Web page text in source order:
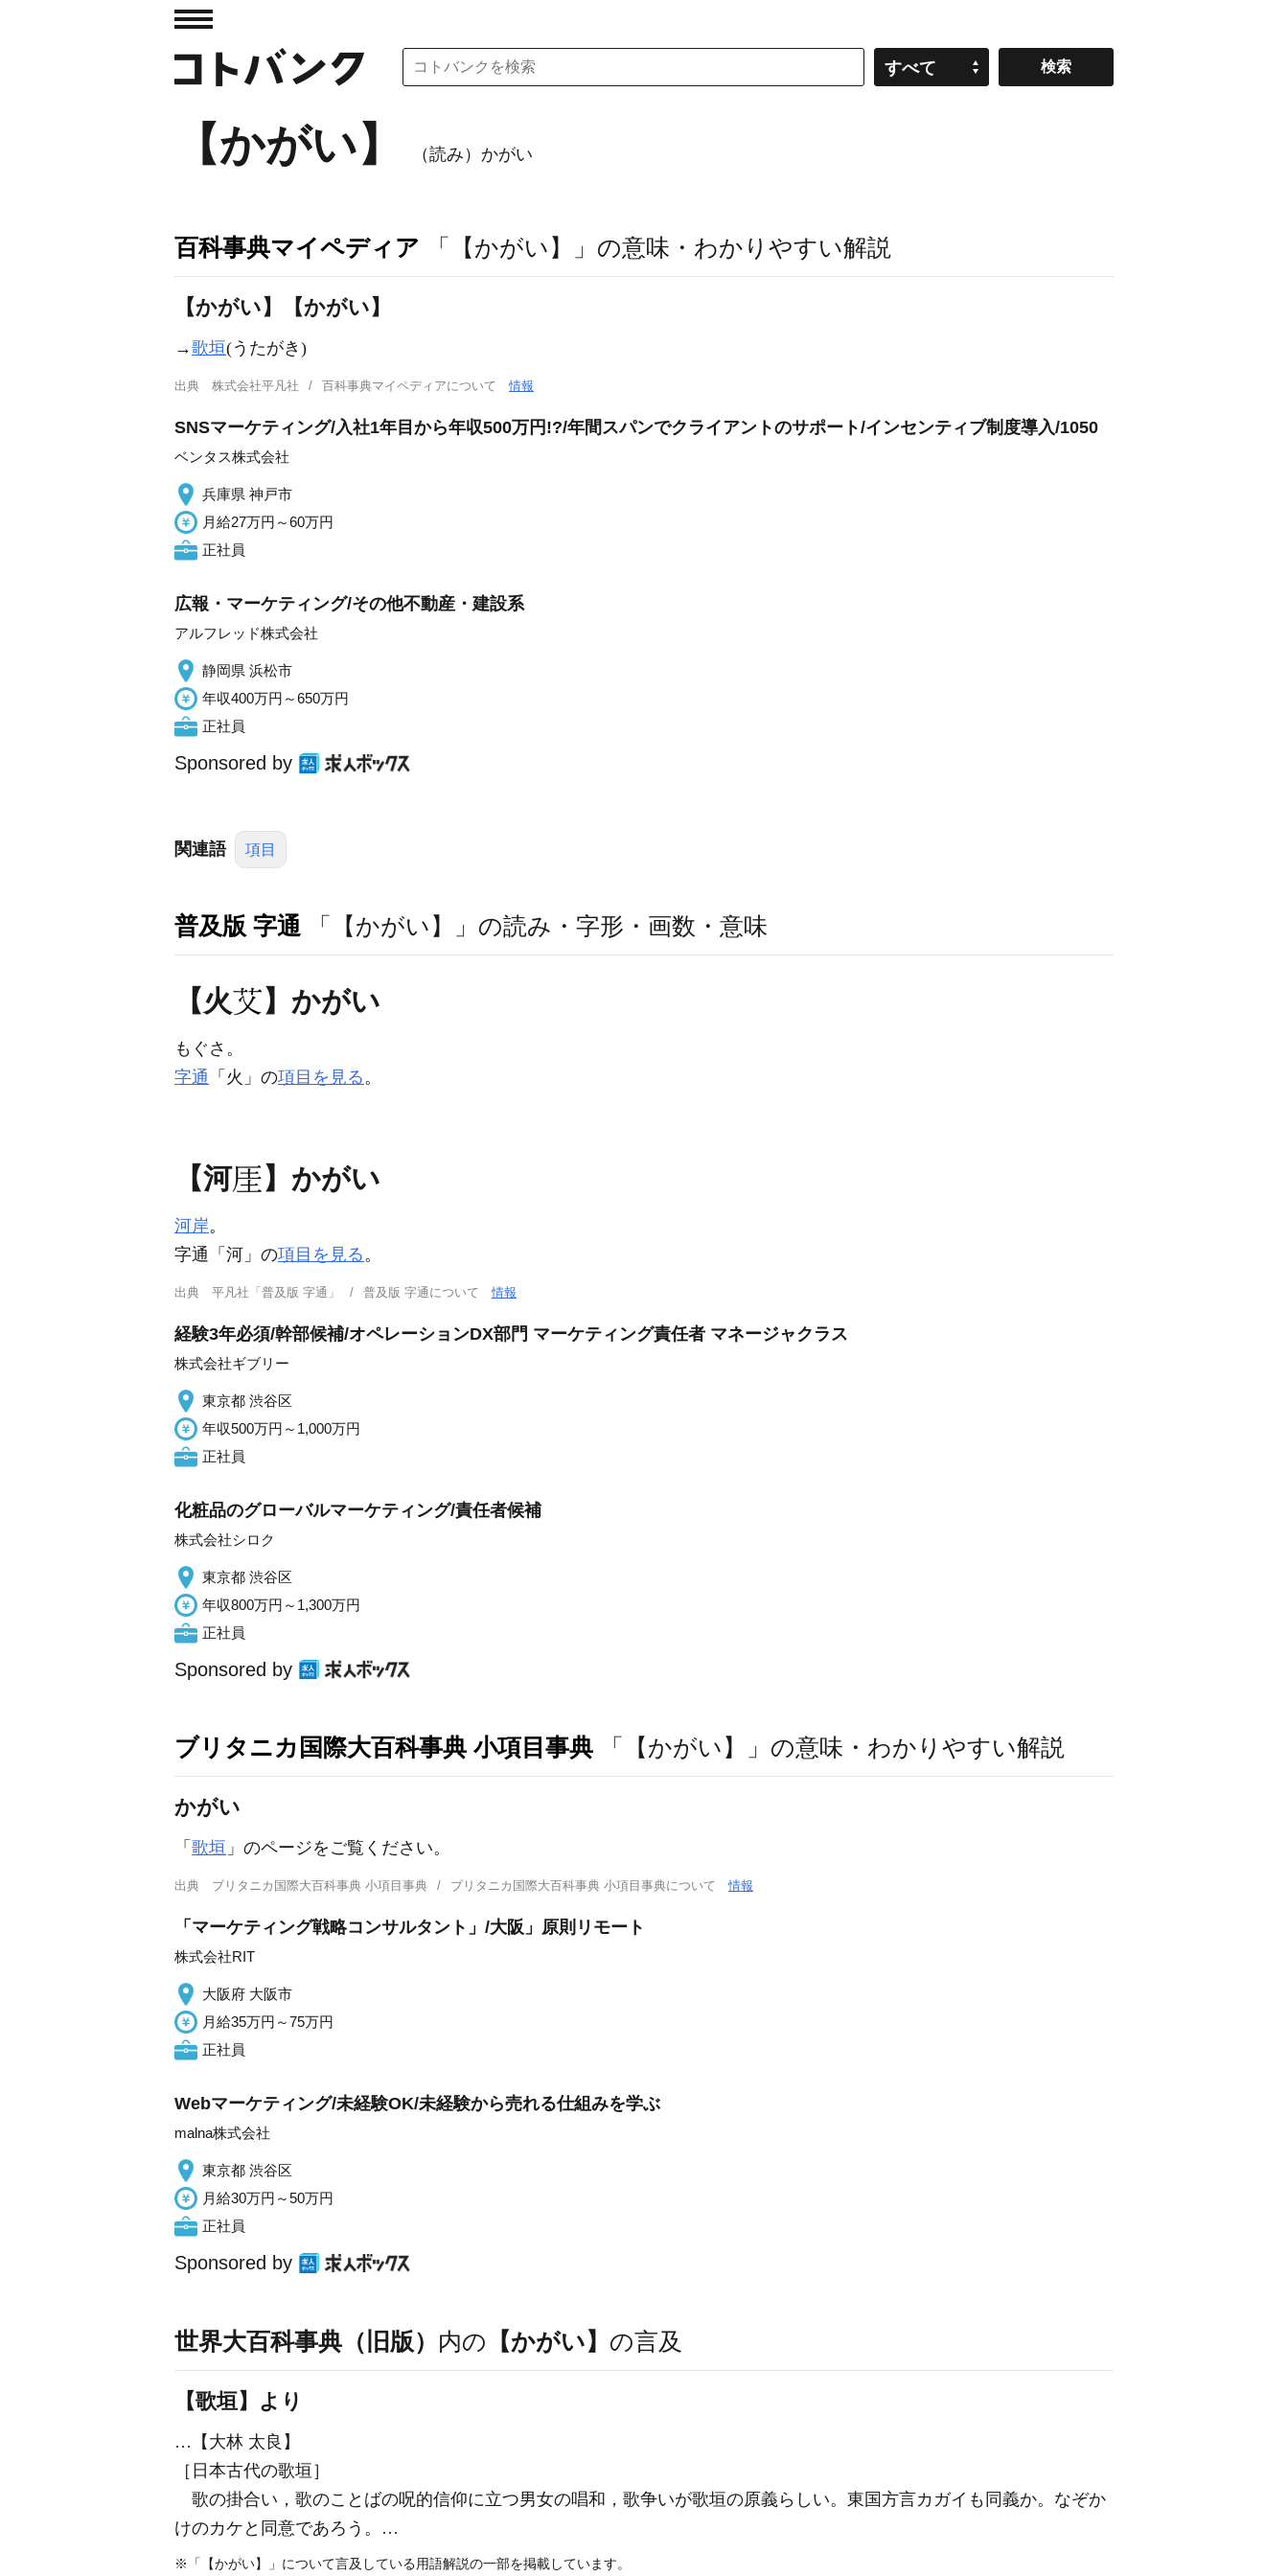
すべて
【かがい】 （読み）かがい
百科事典マイペディア 「【かがい】」の意味・わかりやすい解説
【かがい】【かがい】
→歌垣(うたがき)
出典 株式会社平凡社 百科事典マイペディアについて情報
SNSマーケティング/入社1年目から年収500万円!?/年間スパンでクライアントのサポート/インセンティブ制度導入/1050
ベンタス株式会社
兵庫県 神戸市
月給27万円～60万円
正社員
広報・マーケティング/その他不動産・建設系
アルフレッド株式会社
静岡県 浜松市
年収400万円～650万円
正社員
Sponsored by
関連語 項目
普及版 字通 「【かがい】」の読み・字形・画数・意味
【火 】かがい
もぐさ。
字通 「火」の項目を見る 。
【河 】かがい
河岸。
字通「河」の項目を見る 。
出典 平凡社「普及版 字通」 普及版 字通について情報
経験3年必須/幹部候補/オペレーションDX部門 マーケティング責任者 マネージャクラス
株式会社ギブリー
東京都 渋谷区
年収500万円～1,000万円
正社員
化粧品のグローバルマーケティング/責任者候補
株式会社シロク
東京都 渋谷区
年収800万円～1,300万円
正社員
Sponsored by
ブリタニカ国際大百科事典 小項目事典 「【かがい】」の意味・わかりやすい解説
かがい
「 歌垣 」のページをご覧ください。
出典 ブリタニカ国際大百科事典 小項目事典 ブリタニカ国際大百科事典 小項目事典について情報
「マーケティング戦略コンサルタント」/大阪」原則リモート
株式会社RIT
大阪府 大阪市
月給35万円～75万円
正社員
Webマーケティング/未経験OK/未経験から売れる仕組みを学ぶ
malna株式会社
東京都 渋谷区
月給30万円～50万円
正社員
Sponsored by
世界大百科事典（旧版） 内の 【かがい】 の言及
【歌垣】より
…【大林 太良】
［日本古代の歌垣］
歌の掛合い，歌のことばの呪的信仰に立つ男女の唱和，歌争いが歌垣の原義らしい。東国方言カガイも同義か。なぞか
けのカケと同意であろう。…
※「【かがい】」について言及している用語解説の一部を掲載しています。